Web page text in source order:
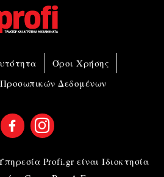
Όροι Χρήσης
Δεδομένων
Profi.gr είναι Ιδιοκτησία